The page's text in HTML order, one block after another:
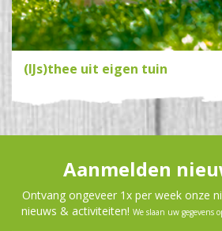
(IJs)thee uit eigen tuin
Aanmelden
Ontvang ongeveer 1x per week onze
nieuws & activiteiten! We slaan uw gegevens